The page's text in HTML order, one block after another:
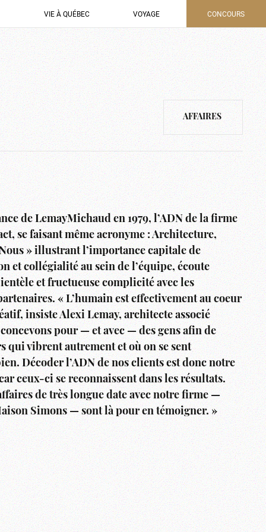
VIE À QUÉBEC VOYAGE CONCOURS
AFFAIRES
de LemayMichaud en 1979, l’ADN de la firme
se faisant même acronyme : Architecture,
» illustrant l’importance capitale de
et collégialité au sein de l’équipe, écoute
et fructueuse complicité avec les
« L’humain est effectivement au coeur
insiste Alexi Lemay, architecte associé
pour — et avec — des gens afin de
qui vibrent autrement et où on se sent
Décoder l’ADN de nos clients est donc notre
ceux-ci se reconnaissent dans les résultats.
de très longue date avec notre firme —
Simons — sont là pour en témoigner. »